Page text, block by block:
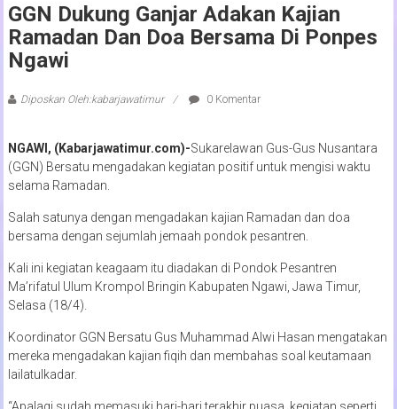
GGN Dukung Ganjar Adakan Kajian
Ramadan Dan Doa Bersama Di Ponpes
Ngawi
Diposkan Oleh:kabarjawatimur 0 Komentar
NGAWI, (Kabarjawatimur.com)-Sukarelawan Gus-Gus Nusantara
(GGN) Bersatu mengadakan kegiatan positif untuk mengisi waktu
selama Ramadan.
Salah satunya dengan mengadakan kajian Ramadan dan doa
bersama dengan sejumlah jemaah pondok pesantren.
Kali ini kegiatan keagaam itu diadakan di Pondok Pesantren
Ma’rifatul Ulum Krompol Bringin Kabupaten Ngawi, Jawa Timur,
Selasa (18/4).
Koordinator GGN Bersatu Gus Muhammad Alwi Hasan mengatakan
mereka mengadakan kajian fiqih dan membahas soal keutamaan
lailatulkadar.